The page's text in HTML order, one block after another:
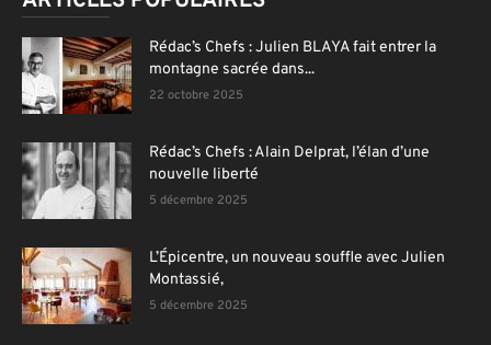
Rédac’s Chefs : Julien BLAYA fait entrer la
montagne sacrée dans...
22 octobre 2025
Rédac’s Chefs : Alain Delprat, l’élan d’une
nouvelle liberté
5 décembre 2025
L’Épicentre, un nouveau souffle avec Julien
Montassié,
5 décembre 2025